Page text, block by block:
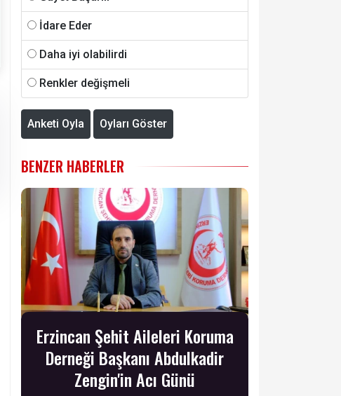
İdare Eder
Daha iyi olabilirdi
Renkler değişmeli
Anketi Oyla Oyları Göster
BENZER HABERLER
Erzincan Şehit Aileleri Koruma
Derneği Başkanı Abdulkadir
Zengin'in Acı Günü